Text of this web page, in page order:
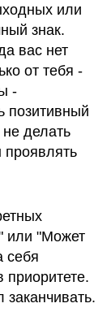
или
знак.
вас нет
от тебя -
-
позитивный
не делать
или "Может
себя
приоритете.
заканчивать.